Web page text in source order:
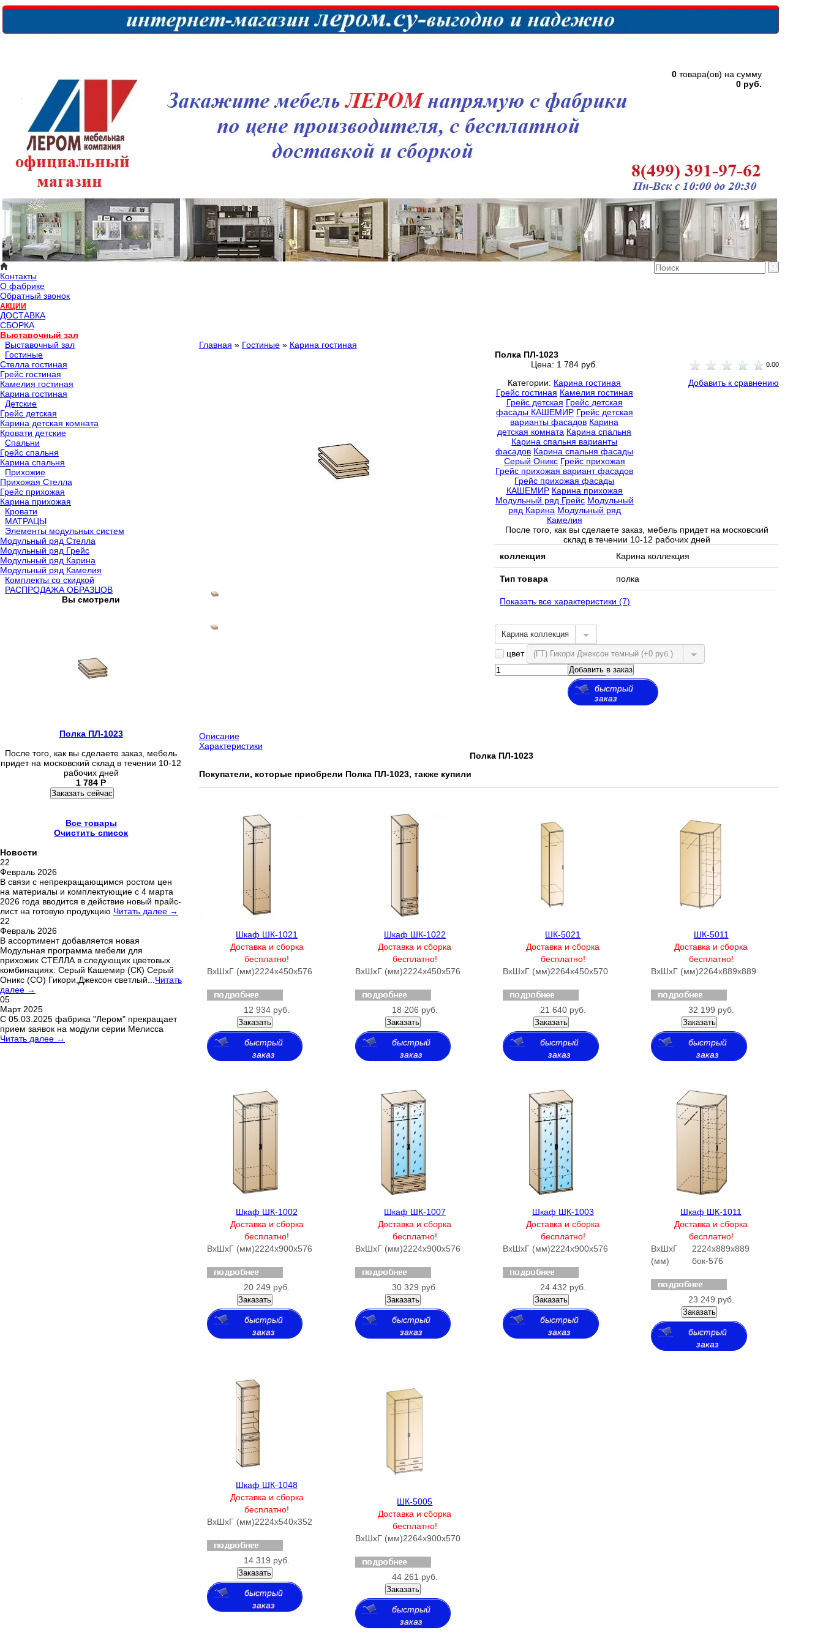
0 товара(ов) на сумму
0 руб.
Контакты
О фабрике
Обратный звонок
АКЦИИ
ДОСТАВКА
СБОРКА
Выставочный зал
Выставочный зал
Гостиные
Стелла гостиная
Грейс гостиная
Камелия гостиная
Карина гостиная
Детские
Грейс детская
Карина детская комната
Кровати детские
Спальни
Грейс спальня
Карина спальня
Прихожие
Прихожая Стелла
Грейс прихожая
Карина прихожая
Кровати
МАТРАЦЫ
Элементы модульных систем
Модульный ряд Стелла
Модульный ряд Грейс
Модульный ряд Карина
Модульный ряд Камелия
Комплекты со скидкой
РАСПРОДАЖА ОБРАЗЦОВ
Вы смотрели
Полка ПЛ-1023
После того, как вы сделаете заказ, мебель
придет на московский склад в течении 10-12
рабочих дней
1 784 Р
Заказать сейчас
Все товары
Очистить список
Новости
22
Февраль 2026
В связи с непрекращающимся ростом цен
на материалы и комплектующие с 4 марта
2026 года вводится в действие новый прайс-
лист на готовую продукцию Читать далее →
22
Февраль 2026
В ассортимент добавляется новая
Модульная программа мебели для
прихожих СТЕЛЛА в следующих цветовых
комбинациях: Серый Кашемир (СК) Серый
Оникс (СО) Гикори,Джексон светлый... Читать
далее →
05
Март 2025
С 05.03.2025 фабрика "Лером" прекращает
прием заявок на модули серии Мелисса
Читать далее →
Главная » Гостиные» Карина гостиная
Полка ПЛ-1023
Цена: 1 784 руб. 0.00
Категории: Карина гостиная
Грейс гостиная Камелия гостиная
Грейс детская Грейс детская
фасады КАШЕМИР Грейс детская
варианты фасадов Карина
детская комната Карина спальня
Карина спальня варианты
фасадов Карина спальня фасады
Серый Оникс Грейс прихожая
Грейс прихожая вариант фасадов
Грейс прихожая фасады
КАШЕМИР Карина прихожая
Модульный ряд Грейс Модульный
ряд Карина Модульный ряд
Камелия
Добавить к сравнению
После того, как вы сделаете заказ, мебель придет на московский
склад в течении 10-12 рабочих дней
коллекция
Карина коллекция
Тип товара полка
Показать все характеристики (7)
Карина коллекция
цвет
(ГТ) Гикори Джексон темный (+0 руб.)
Добавить в заказ
быстрый
заказ
Описание
Характеристики
Полка ПЛ-1023
Покупатели, которые приобрели Полка ПЛ-1023, также купили
Шкаф ШК-1021
Доставка и сборка
бесплатно!
ВхШхГ (мм)2224х450х576
12 934 руб.
Заказать
быстрый
заказ
Шкаф ШК-1022
Доставка и сборка
бесплатно!
ВхШхГ (мм)2224х450х576
18 206 руб.
Заказать
быстрый
заказ
ШК-5021
Доставка и сборка
бесплатно!
ВхШхГ (мм)2264х450х570
21 640 руб.
Заказать
быстрый
заказ
ШК-5011
Доставка и сборка
бесплатно!
ВхШхГ (мм)2264х889х889
32 199 руб.
Заказать
быстрый
заказ
Шкаф ШК-1002
Доставка и сборка
бесплатно!
ВхШхГ (мм)2224х900х576
20 249 руб.
Заказать
быстрый
заказ
Шкаф ШК-1007
Доставка и сборка
бесплатно!
ВхШхГ (мм)2224х900х576
30 329 руб.
Заказать
быстрый
заказ
Шкаф ШК-1003
Доставка и сборка
бесплатно!
ВхШхГ (мм)2224х900х576
24 432 руб.
Заказать
быстрый
заказ
Шкаф ШК-1011
Доставка и сборка
бесплатно!
ВхШхГ
(мм)
2224х889х889
бок-576
23 249 руб.
Заказать
быстрый
заказ
Шкаф ШК-1048
Доставка и сборка
бесплатно!
ВхШхГ (мм)2224х540х352
14 319 руб.
Заказать
быстрый
заказ
ШК-5005
Доставка и сборка
бесплатно!
ВхШхГ (мм)2264х900х570
44 261 руб.
Заказать
быстрый
заказ